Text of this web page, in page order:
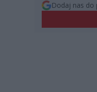
Dodaj nas do